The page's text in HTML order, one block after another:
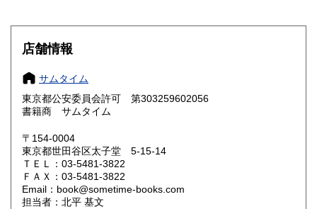
大阪府
奈良県
鳥取県 600円 島根県
岡山県
山口県 600円
香川県 愛媛県
店舗情報
サムタイム
東京都公安委員会許可 第303259602056
書籍商 サムタイム
〒154-0004
東京都世田谷区太子堂 5-15-14
ＴＥＬ：03-5481-3822
ＦＡＸ：03-5481-3822
Email：book@sometime-books.com
担当者：北平 基文